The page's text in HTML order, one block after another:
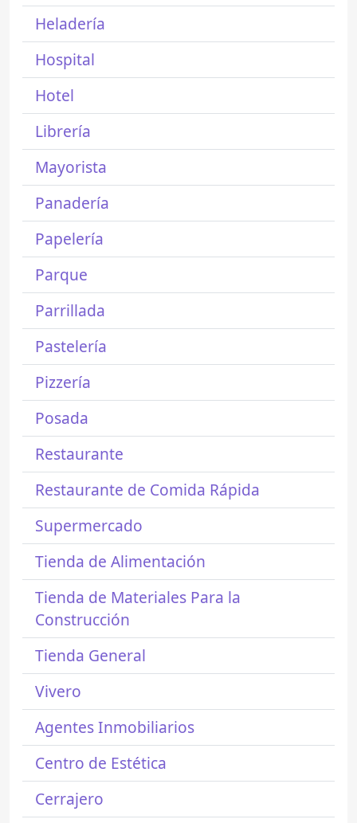
Heladería
Hospital
Hotel
Librería
Mayorista
Panadería
Papelería
Parque
Parrillada
Pastelería
Pizzería
Posada
Restaurante
Restaurante de Comida Rápida
Supermercado
Tienda de Alimentación
Tienda de Materiales Para la
Construcción
Tienda General
Vivero
Agentes Inmobiliarios
Centro de Estética
Cerrajero